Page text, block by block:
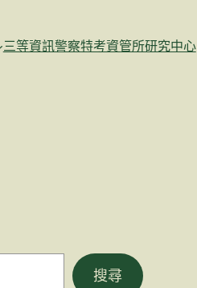
三等資訊警察特考資管所研究中心
搜尋